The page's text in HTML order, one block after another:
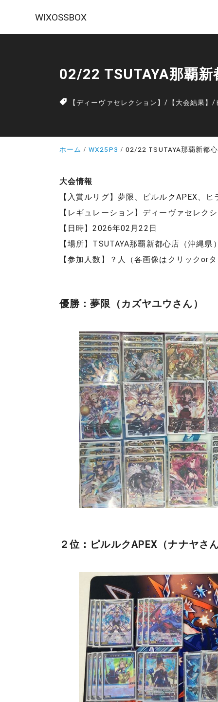
WIXOSSBOX
02/22 TSUTAYA那覇
【ディーヴァセレクション】/ 【大会結果】/
ホーム WX25P3 02/22 TSUTAYA那覇新都
大会情報
【入賞ルリグ】夢限、ピルルクAPEX、ヒ
【レギュレーション】ディーヴァセレク
【日時】2026年02月22日
【場所】TSUTAYA那覇新都心店（沖縄県
【参加人数】？人（各画像はクリックor
優勝：夢限（カズヤユウさん）
２位：ピルルクAPEX（ナナヤさ